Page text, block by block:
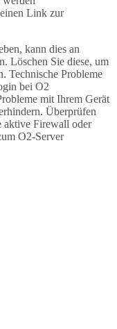
Link zur
kann dies an
Löschen Sie diese, um
Technische Probleme
bei O2
mit Ihrem Gerät
Überprüfen
aktive Firewall oder
O2-Server